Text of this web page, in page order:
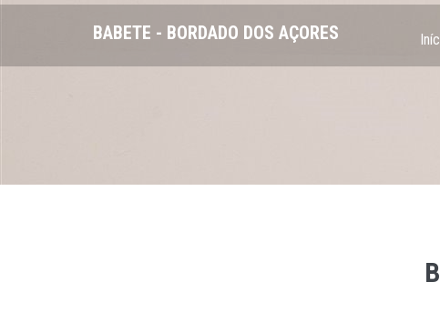
BABETE - BORDADO DOS AÇORES